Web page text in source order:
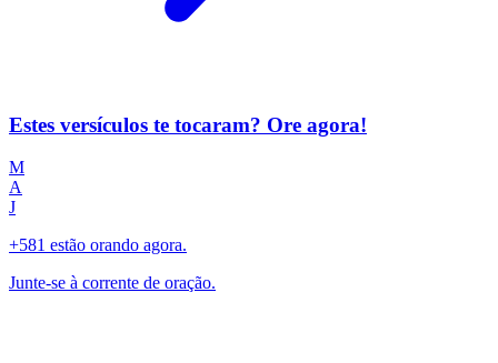
Estes versículos te tocaram? Ore agora!
M
A
J
+581 estão orando agora.
Junte-se à corrente de oração.